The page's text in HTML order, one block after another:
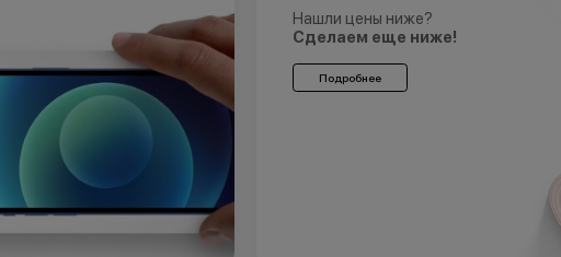
Нашли цены ниже?
Сделаем еще ниже!
Подробнее